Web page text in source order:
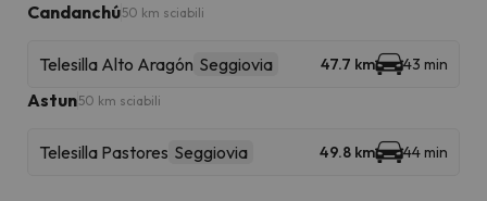
Candanchú50 km sciabili
Telesilla Alto Aragón Seggiovia 47.7 km 43 min
Astun50 km sciabili
Telesilla Pastores Seggiovia 49.8 km 44 min